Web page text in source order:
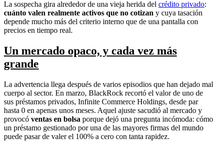
La sospecha gira alrededor de una vieja herida del crédito privado:
cuánto valen realmente activos que no cotizan y cuya tasación
depende mucho más del criterio interno que de una pantalla con
precios en tiempo real.
Un mercado opaco, y cada vez más
grande
La advertencia llega después de varios episodios que han dejado mal
cuerpo al sector. En marzo, BlackRock recortó el valor de uno de
sus préstamos privados, Infinite Commerce Holdings, desde par
hasta 0 en apenas unos meses. Aquel ajuste sacudió al mercado y
provocó ventas en bolsa porque dejó una pregunta incómoda: cómo
un préstamo gestionado por una de las mayores firmas del mundo
puede pasar de valer el 100% a cero con tanta rapidez.